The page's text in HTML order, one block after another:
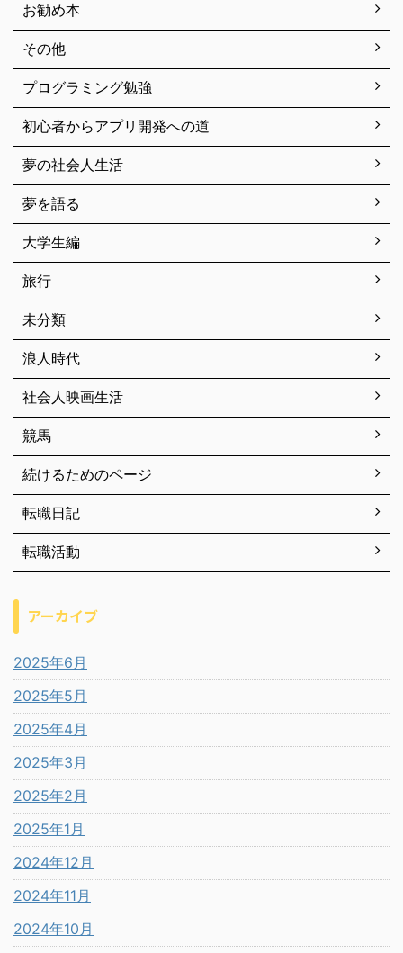
お勧め本
その他
プログラミング勉強
初心者からアプリ開発への道
夢の社会人生活
夢を語る
大学生編
旅行
未分類
浪人時代
社会人映画生活
競馬
続けるためのページ
転職日記
転職活動
アーカイブ
2025年6月
2025年5月
2025年4月
2025年3月
2025年2月
2025年1月
2024年12月
2024年11月
2024年10月